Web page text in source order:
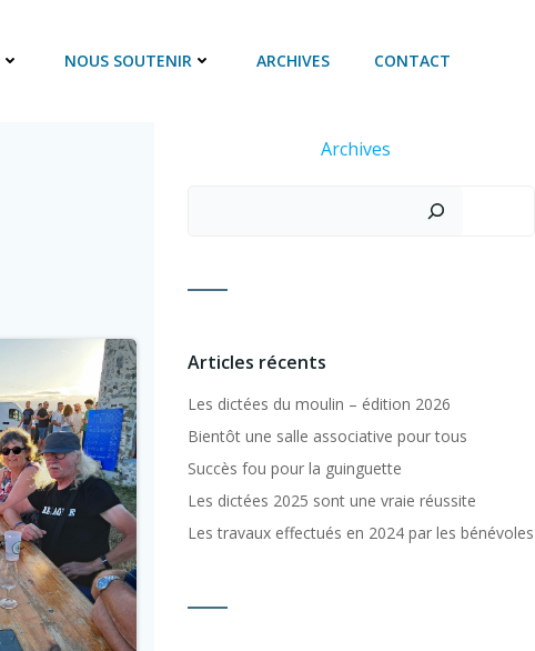
NOUS SOUTENIR ARCHIVES CONTACT
Archives
Articles récents
Les dictées du moulin – édition 2026
Bientôt une salle associative pour tous
Succès fou pour la guinguette
Les dictées 2025 sont une vraie réussite
Les travaux effectués en 2024 par les bénévoles